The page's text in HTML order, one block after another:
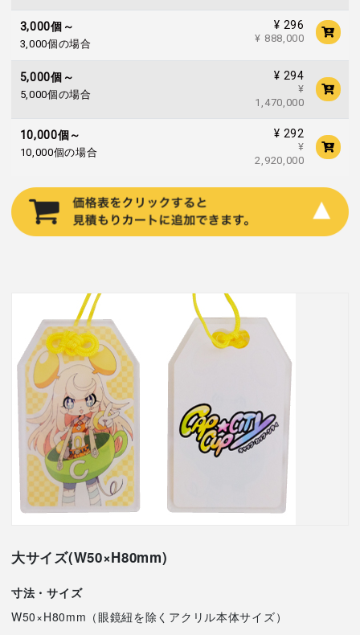
3,000個～
3,000個の場合
¥ 296
¥ 888,000
5,000個～
5,000個の場合
¥ 294
¥
1,470,000
10,000個～
10,000個の場合
¥ 292
¥
2,920,000
大サイズ(W50×H80mm)
寸法・サイズ
W50×H80mm（眼鏡紐を除くアクリル本体サイズ）